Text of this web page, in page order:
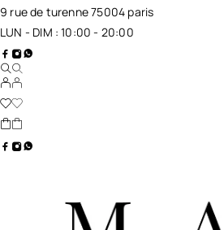
9 rue de turenne 75004 paris
LUN - DIM : 10:00 - 20:00